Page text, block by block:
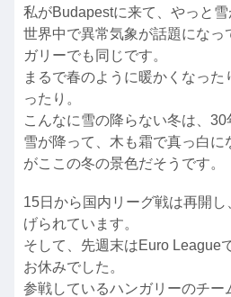
私がBudapestに来て、やっと雪
世界中で異常気象が話題になっ
ガリーでも同じです。
まるで春のように暖かくなっ
ったり。
こんなに雪の降らない冬は、30
雪が降って、木も霜で真っ白に
がここの冬の景色だそうです。
15日から国内リーグ戦は再開
げられています。
そして、先週末はEuro League
お休みでした。
参戦しているハンガリーのチー